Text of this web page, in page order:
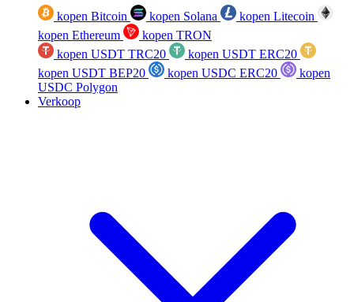
kopen Bitcoin kopen Solana
kopen Litecoin
kopen Ethereum
kopen TRON
kopen USDT TRC20
kopen USDT ERC20
kopen USDT BEP20
kopen USDC ERC20
kopen
USDC Polygon
Verkoop